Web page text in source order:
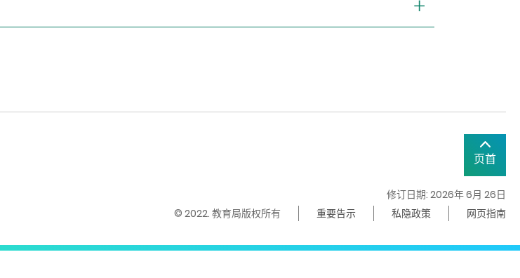
页首
修订日期: 2026年 6月 26日
© 2022. 教育局版权所有
重要告示 私隐政策 网页指南